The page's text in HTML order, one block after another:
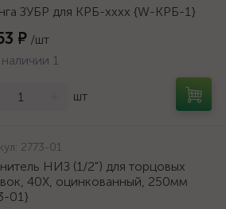
ЗУБР для КРБ-хххх {W-КРБ-1}
₽ /шт
1
шт
2773-01
НИЗ (1/2") для торцовых
40Х, оцинкованный, 250мм
01}